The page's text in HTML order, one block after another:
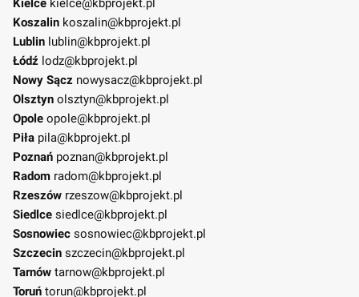
Kielce kielce@kbprojekt.pl
Koszalin koszalin@kbprojekt.pl
Lublin lublin@kbprojekt.pl
Łódź lodz@kbprojekt.pl
Nowy Sącz nowysacz@kbprojekt.pl
Olsztyn olsztyn@kbprojekt.pl
Opole opole@kbprojekt.pl
Piła pila@kbprojekt.pl
Poznań poznan@kbprojekt.pl
Radom radom@kbprojekt.pl
Rzeszów rzeszow@kbprojekt.pl
Siedlce siedlce@kbprojekt.pl
Sosnowiec sosnowiec@kbprojekt.pl
Szczecin szczecin@kbprojekt.pl
Tarnów tarnow@kbprojekt.pl
Toruń torun@kbprojekt.pl